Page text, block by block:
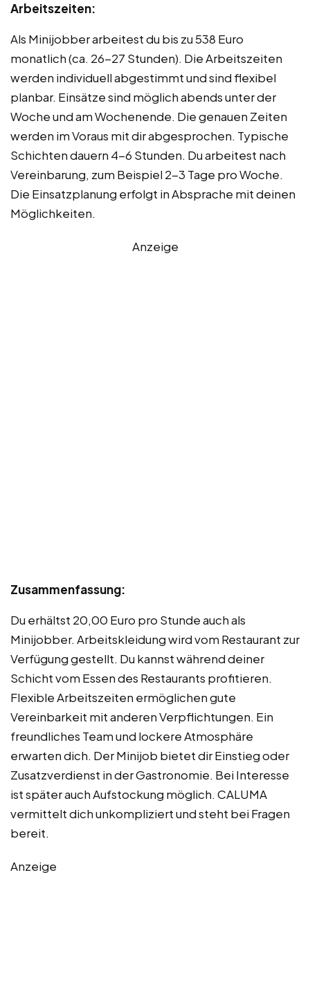
Arbeitszeiten:
Als Minijobber arbeitest du bis zu 538 Euro
monatlich (ca. 26-27 Stunden). Die Arbeitszeiten
werden individuell abgestimmt und sind flexibel
planbar. Einsätze sind möglich abends unter der
Woche und am Wochenende. Die genauen Zeiten
werden im Voraus mit dir abgesprochen. Typische
Schichten dauern 4-6 Stunden. Du arbeitest nach
Vereinbarung, zum Beispiel 2-3 Tage pro Woche.
Die Einsatzplanung erfolgt in Absprache mit deinen
Möglichkeiten.
Anzeige
Zusammenfassung:
Du erhältst 20,00 Euro pro Stunde auch als
Minijobber. Arbeitskleidung wird vom Restaurant zur
Verfügung gestellt. Du kannst während deiner
Schicht vom Essen des Restaurants profitieren.
Flexible Arbeitszeiten ermöglichen gute
Vereinbarkeit mit anderen Verpflichtungen. Ein
freundliches Team und lockere Atmosphäre
erwarten dich. Der Minijob bietet dir Einstieg oder
Zusatzverdienst in der Gastronomie. Bei Interesse
ist später auch Aufstockung möglich. CALUMA
vermittelt dich unkompliziert und steht bei Fragen
bereit.
Anzeige